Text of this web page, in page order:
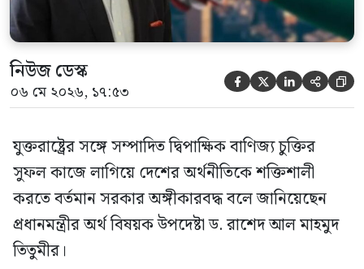
নিউজ ডেস্ক
০৬ মে ২০২৬, ১৭:৫৩     
যুক্তরাষ্ট্রের সঙ্গে সম্পাদিত দ্বিপাক্ষিক বাণিজ্য চুক্তির
সুফল কাজে লাগিয়ে দেশের অর্থনীতিকে শক্তিশালী
করতে বর্তমান সরকার অঙ্গীকারবদ্ধ বলে জানিয়েছেন
প্রধানমন্ত্রীর অর্থ বিষয়ক উপদেষ্টা ড. রাশেদ আল মাহমুদ
তিতুমীর।